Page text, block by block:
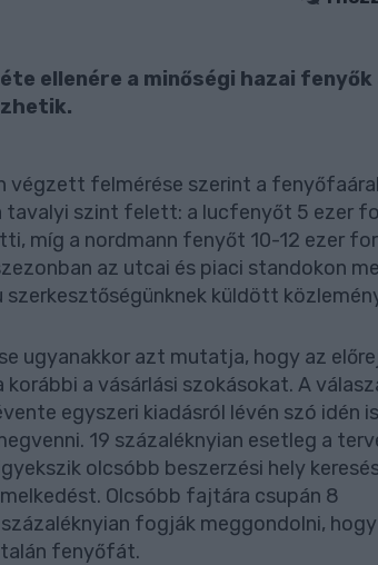
ellenére a minőségi hazai fenyők
végzett felmérése szerint a
tavalyi szint felett: a lucfenyőt 5 ezer
míg a nordmann fenyőt 10-12 ezer
az utcai és piaci standokon
küldött
ugyanakkor azt mutatja, hogy az
a vásárlási szokásokat. A
egyszeri kiadásról lévén szó idén
19 százaléknyian esetleg a
olcsóbb beszerzési hely
Olcsóbb fajtára csupán 8
fogják meggondolni,
fenyőfát.